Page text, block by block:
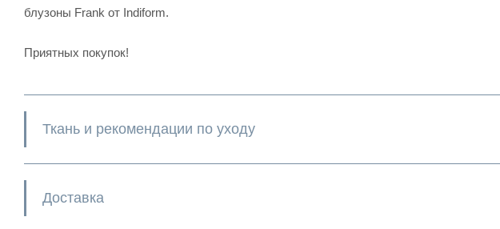
блузоны Frank от Indiform.
Приятных покупок!
Ткань и рекомендации по уходу
Доставка